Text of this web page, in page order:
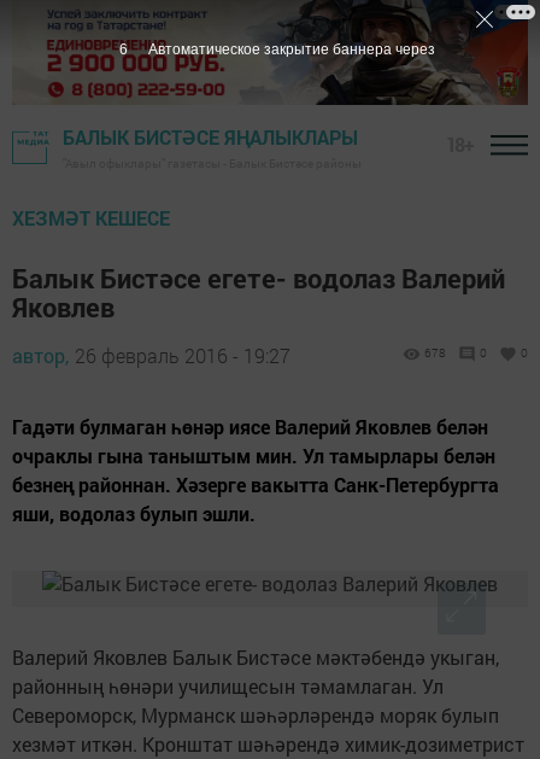
БАЛЫК БИСТӘСЕ ЯҢАЛЫКЛАРЫ
ХЕЗМӘТ КЕШЕСЕ
Балык Бистәсе егете- водолаз Валерий
Яковлев
автор, 26 февраль 2016 - 19:27 678 0 0
Гадәти булмаган һөнәр иясе Валерий Яковлев белән
очраклы гына таныштым мин. Ул тамырлары белән
безнең районнан. Хәзерге вакытта Санк-Петербургта
яши, водолаз булып эшли.
Валерий Яковлев Балык Бистәсе мәктәбендә укыган,
районның һөнәри училищесын тәмамлаган. Ул
Североморск, Мурманск шәһәрләрендә моряк булып
хезмәт иткән. Кронштат шәһәрендә химик-дозиметрист
5 Автоматическое закрытие баннера через